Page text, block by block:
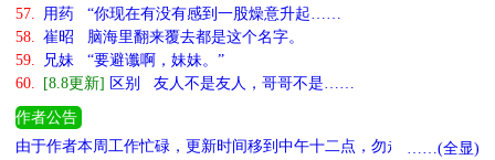
57. 用药 “你现在有没有感到一股燥意升起……
58. 崔昭 脑海里翻来覆去都是这个名字。
59.
兄妹 “要避谶啊，妹妹。”
60.
[8.8更新] 区别 友人不是友人，哥哥不是……
作者公告
由于作者本周工作忙碌，更新时间移到中午十二点，勿走空-8.3日留
……(全显)